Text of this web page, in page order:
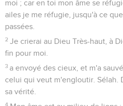
Car ta bonté est grande
jusqu'aux nues.
Elève-toi, ô Dieu ! au-dessus
au-dessus de toute la terre !
Psaumes 58